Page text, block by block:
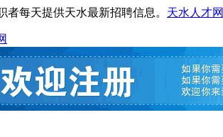
者每天提供天水最新招聘信息。 天水人才网